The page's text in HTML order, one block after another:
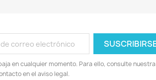
en cualquier momento. Para ello, consulte nuestra
en el aviso legal.